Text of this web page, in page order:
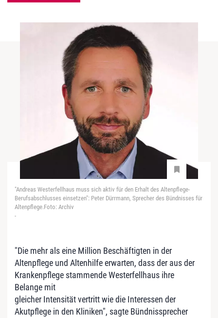
"Andreas Westerfellhaus muss sich aktiv für den Erhalt des Altenpflege-
Berufsabschlusses einsetzen": Peter Dürrmann, Sprecher des Bündnisses für
Altenpflege.Foto: Archiv
-
"Die mehr als eine Million Beschäftigten in der
Altenpflege und Altenhilfe erwarten, dass der aus der
Krankenpflege stammende Westerfellhaus ihre
Belange mit
gleicher Intensität vertritt wie die Interessen der
Akutpflege in den Kliniken", sagte Bündnissprecher